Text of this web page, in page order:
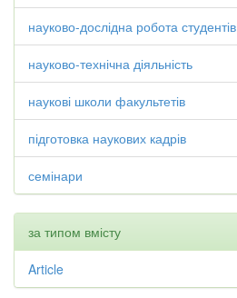
науково-дослідна робота студентів
науково-технічна діяльність
наукові школи факультетів
підготовка наукових кадрів
семінари
за типом вмісту
Article